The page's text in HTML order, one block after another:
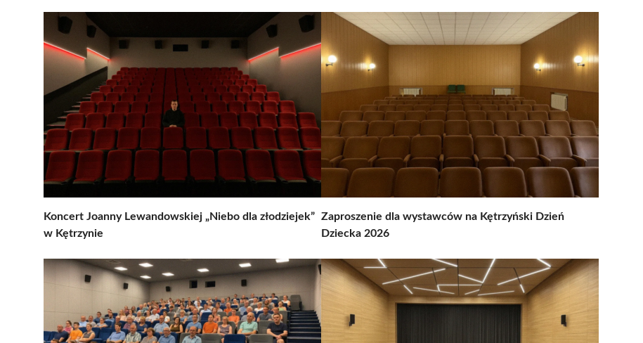
Koncert Joanny Lewandowskiej „Niebo dla złodziejek”
w Kętrzynie
Zaproszenie dla wystawców na Kętrzyński Dzień
Dziecka 2026